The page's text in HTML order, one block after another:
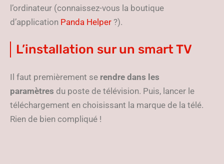
l’ordinateur (connaissez-vous la boutique
d’application Panda Helper ?).
L’installation sur un smart TV
Il faut premièrement se rendre dans les
paramètres du poste de télévision. Puis, lancer le
téléchargement en choisissant la marque de la télé.
Rien de bien compliqué !